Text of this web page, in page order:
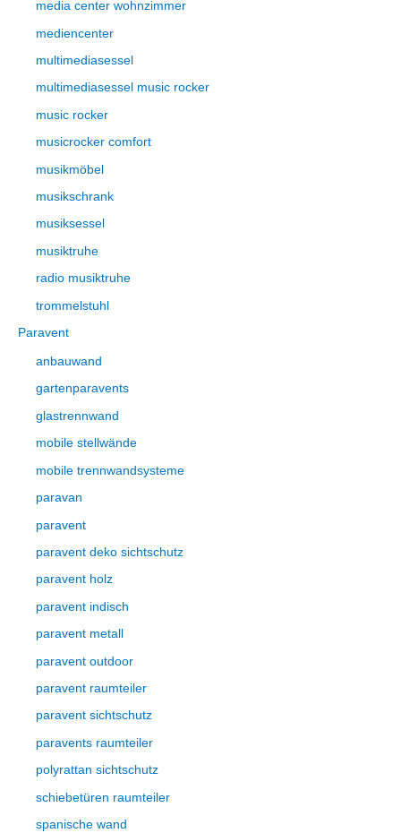
media center wohnzimmer
mediencenter
multimediasessel
multimediasessel music rocker
music rocker
musicrocker comfort
musikmöbel
musikschrank
musiksessel
musiktruhe
radio musiktruhe
trommelstuhl
Paravent
anbauwand
gartenparavents
glastrennwand
mobile stellwände
mobile trennwandsysteme
paravan
paravent
paravent deko sichtschutz
paravent holz
paravent indisch
paravent metall
paravent outdoor
paravent raumteiler
paravent sichtschutz
paravents raumteiler
polyrattan sichtschutz
schiebetüren raumteiler
spanische wand